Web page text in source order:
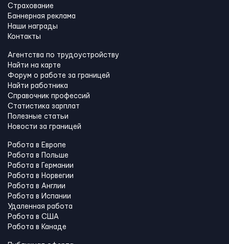
Страхование
Баннерная реклама
Наши награды
Контакты
Агентства по трудоустройству
Найти на карте
Форум о работе за границей
Найти работника
Справочник профессий
Статистика зарплат
Полезные статьи
Новости за границей
Работа в Европе
Работа в Польше
Работа в Германии
Работа в Норвегии
Работа в Англии
Работа в Испании
Удаленная работа
Работа в США
Работа в Канадe